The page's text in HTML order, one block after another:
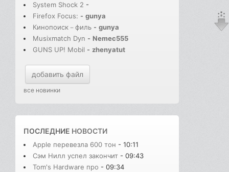
System Shock 2 -
Firefox Focus: - gunya
Кинопоиск－филь - gunya
Musixmatch Dyn - Nemec555
GUNS UP! Mobil - zhenyatut
добавить файл
все новинки
ПОСЛЕДНИЕ НОВОСТИ
Apple перевезла 600 тон - 10:11
Сэм Нилл успел закончит - 09:43
Tom's Hardware про - 09:34